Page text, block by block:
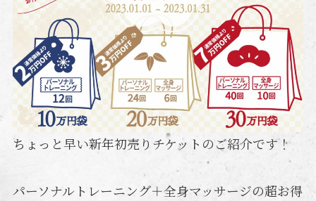
ちょっと早い新年初売りチケットのご紹介です！
パーソナルトレーニング＋全身マッサージの超お得